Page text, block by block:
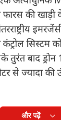
फारस की
सिस्टम
तुरंत बाद
से ज्यादा
और पढ़ें